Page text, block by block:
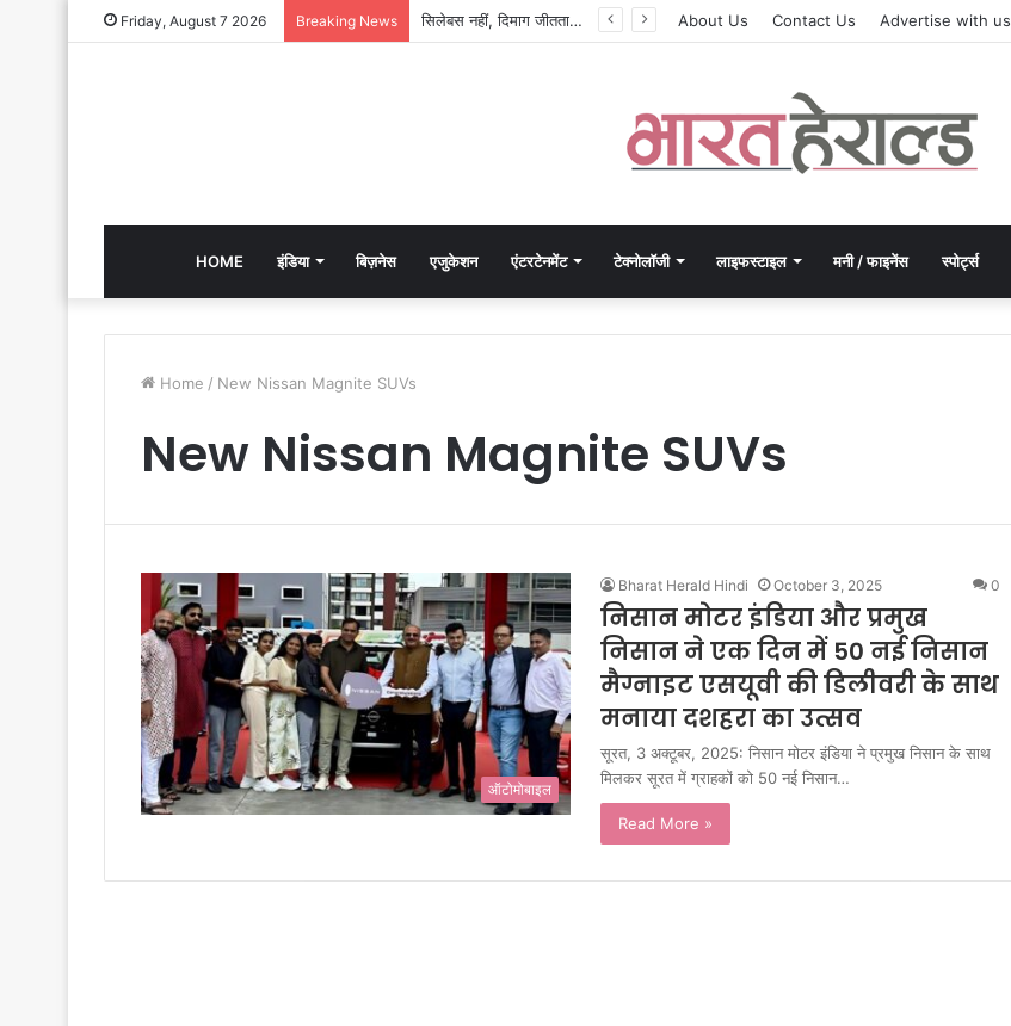
Friday, August 7 2026 Breaking News सिलेबस नहीं, दिमाग जीतता है परीक्षा, IIT रुड़की के इस पूर्व छात्र की किताब से बदल रही लाखों अभ्यर्थियों की सोच About Us Contact Us Advertise with us
HOME इंडिया बिज़नेस एजुकेशन एंटरटेनमेंट टेक्नोलॉजी लाइफस्टाइल मनी / फाइनेंस स्पोर्ट्स
Home / New Nissan Magnite SUVs
New Nissan Magnite SUVs
ऑटोमोबाइल
Bharat Herald Hindi October 3, 2025 0
निसान मोटर इंडिया और प्रमुख
निसान ने एक दिन में 50 नई निसान
मैग्नाइट एसयूवी की डिलीवरी के साथ
मनाया दशहरा का उत्सव
सूरत, 3 अक्टूबर, 2025: निसान मोटर इंडिया ने प्रमुख निसान के साथ
मिलकर सूरत में ग्राहकों को 50 नई निसान…
Read More »